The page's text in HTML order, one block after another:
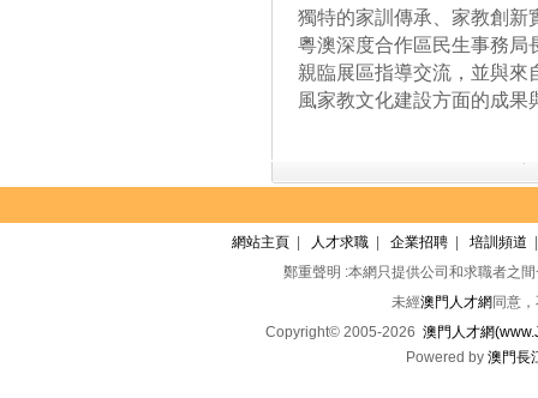
獨特的家訓傳承、家教創新
粵澳深度合作區民生事務局
親臨展區指導交流，並與來
風家教文化建設方面的成果
網站主頁 人才求職 企業招聘 培訓頻道
鄭重聲明 :本網只提供公司和求職者之
未經澳門人才網 同意
Copyright© 2005-2026 澳門人才網
Powered by 澳門長